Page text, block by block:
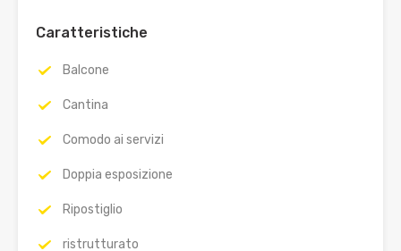
Caratteristiche
Balcone
Cantina
Comodo ai servizi
Doppia esposizione
Ripostiglio
ristrutturato